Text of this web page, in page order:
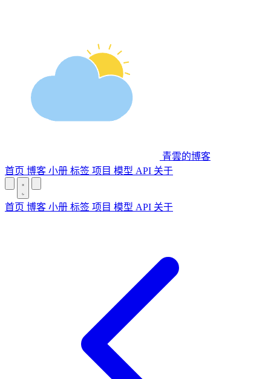
青雲的博客
首页 博客 小册 标签 项目 模型 API 关于
首页 博客 小册 标签 项目 模型 API 关于